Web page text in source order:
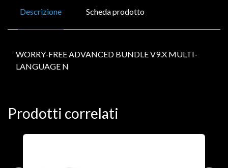
Descrizione Scheda prodotto
WORRY-FREE ADVANCED BUNDLE V9.X MULTI-
LANGUAGE N
Prodotti correlati